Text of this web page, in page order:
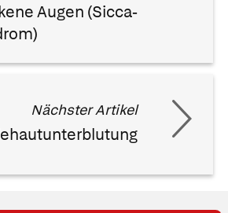
Augen (Sicca-
Nächster Artikel